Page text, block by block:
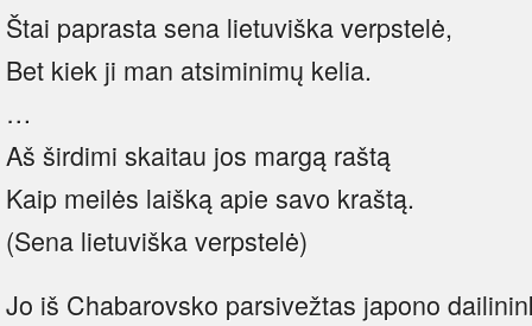
Štai paprasta sena lietuviška verpstelė,
Bet kiek ji man atsiminimų kelia.
…
Aš širdimi skaitau jos margą raštą
Kaip meilės laišką apie savo kraštą.
(Sena lietuviška verpstelė)
Jo iš Chabarovsko parsivežtas japono